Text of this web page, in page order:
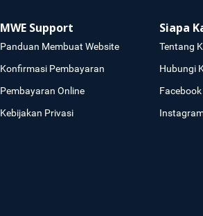
MWE Support
Panduan Membuat Website
Konfirmasi Pembayaran
Pembayaran Online
Kebijakan Privasi
Siapa
Tentang
Hubungi
Facebook